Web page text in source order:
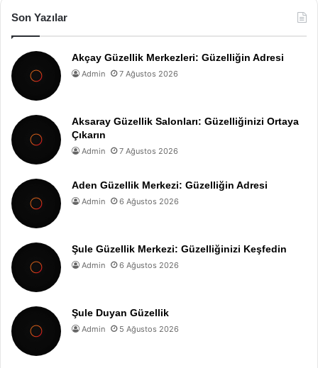
Son Yazılar
Akçay Güzellik Merkezleri: Güzelliğin Adresi
Admin 7 Ağustos 2026
Aksaray Güzellik Salonları: Güzelliğinizi Ortaya
Çıkarın
Admin 7 Ağustos 2026
Aden Güzellik Merkezi: Güzelliğin Adresi
Admin 6 Ağustos 2026
Şule Güzellik Merkezi: Güzelliğinizi Keşfedin
Admin 6 Ağustos 2026
Şule Duyan Güzellik
Admin 5 Ağustos 2026